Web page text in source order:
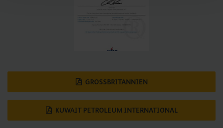
GROSSBRITANNIEN
KUWAIT PETROLEUM INTERNATIONAL